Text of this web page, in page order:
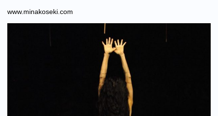
www.minakoseki.com